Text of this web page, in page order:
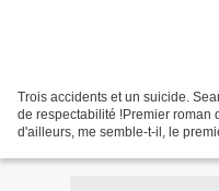
Trois accidents et un suicide.
de respectabilité !Premier roman
d'ailleurs, me semble-t-il, le